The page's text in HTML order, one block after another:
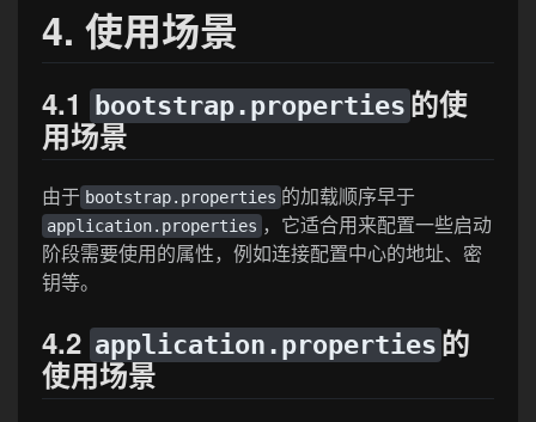
4. 使用场景
4.1 bootstrap.properties 的使
用场景
由于 bootstrap.properties 的加载顺序早于
application.properties ，它适合用来配置一些启动
阶段需要使用的属性，例如连接配置中心的地址、密
钥等。
4.2 application.properties 的
使用场景